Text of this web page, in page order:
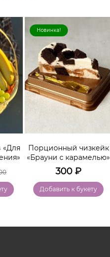
«Для
Новинка!
Порционный чизкейк
«Брауни с карамелью»
300 ₽
Добавить к букету